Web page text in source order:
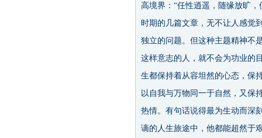
高境界：“任性逍遥，随缘放旷
时期的几篇文章，无不让人感觉
独立的问题。但这种主题精神不
这样意志的人，就不会为功业的
生都保持着从容坦然的心态，保
以自我与万物同一于自然，又保
热情。有句话说得最为生动而深
谪的人生旅途中，他都能超然于